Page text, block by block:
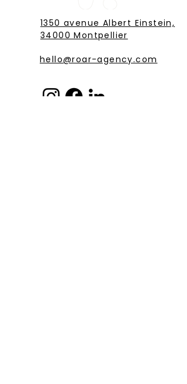
1350 avenue Albert Einstein,
34000 Montpellier
hello@roar-agency.com